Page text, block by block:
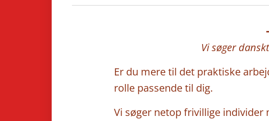
Vi søger
Er du mere til det praktiske
rolle passende til dig.
Vi søger netop frivillige individer